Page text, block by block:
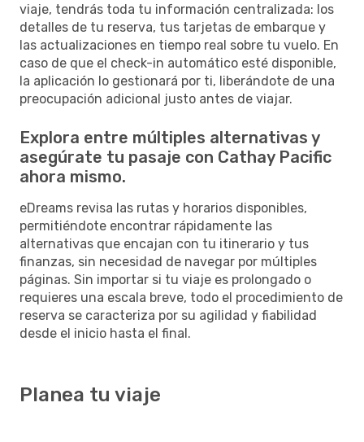
viaje, tendrás toda tu información centralizada: los
detalles de tu reserva, tus tarjetas de embarque y
las actualizaciones en tiempo real sobre tu vuelo. En
caso de que el check-in automático esté disponible,
la aplicación lo gestionará por ti, liberándote de una
preocupación adicional justo antes de viajar.
Explora entre múltiples alternativas y
asegúrate tu pasaje con Cathay Pacific
ahora mismo.
eDreams revisa las rutas y horarios disponibles,
permitiéndote encontrar rápidamente las
alternativas que encajan con tu itinerario y tus
finanzas, sin necesidad de navegar por múltiples
páginas. Sin importar si tu viaje es prolongado o
requieres una escala breve, todo el procedimiento de
reserva se caracteriza por su agilidad y fiabilidad
desde el inicio hasta el final.
Planea tu viaje